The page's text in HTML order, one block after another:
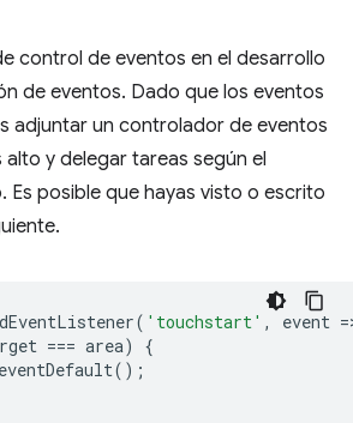
control de eventos en el desarrollo
de eventos. Dado que los eventos
adjuntar un controlador de eventos
alto y delegar tareas según el
Es posible que hayas visto o escrito
( 'touchstart' , event =
=== area)
{
();